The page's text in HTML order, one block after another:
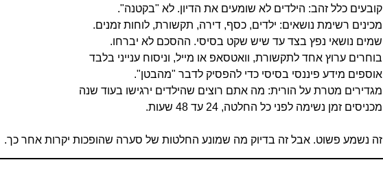
קובעים כלל זהב: הילדים לא שומעים את הדיון. לא "בקטנה".
מכינים רשימת נושאים: ילדים, כסף, דירה, תקשורת, לוחות זמנים.
שמים נושאי נפץ בצד עד שיש שקט בסיסי. ההסכם לא יברחו.
בוחרים ערוץ אחד לתקשורת, וואטסאפ או מייל, וניסוח ענייני בלבד
אוספים מידע פיננסי בסיסי כדי להפסיק לדבר "מהבטן".
מגדירים מטרת על הורית: מה אתם רוצים שהילדים ירגישו בעוד שנה
מכניסים זמן נשימה לפני כל החלטה, 24 עד 48 שעות.
זה נשמע פשוט. אבל זה בדיוק מה שמונע החלטות של סערה שהופכות יקרות אחר כך.